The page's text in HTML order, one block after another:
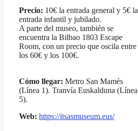
Precio: 10€ la entrada general y 5€ la
entrada infantil y jubilado.
A parte del museo, también se
encuentra la Bilbao 1803 Escape
Room, con un precio que oscila entre
los 60€ y los 100€.
Cómo llegar: Metro San Mamés
(Línea 1). Tranvía Euskalduna (Línea
5).
Web: https://itsasmuseum.eus/